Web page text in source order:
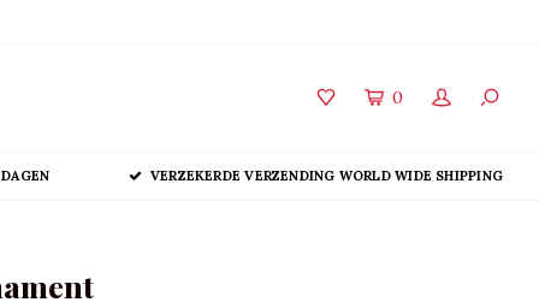
0
VERZEKERDE VERZENDING WORLD WIDE SHIPPING